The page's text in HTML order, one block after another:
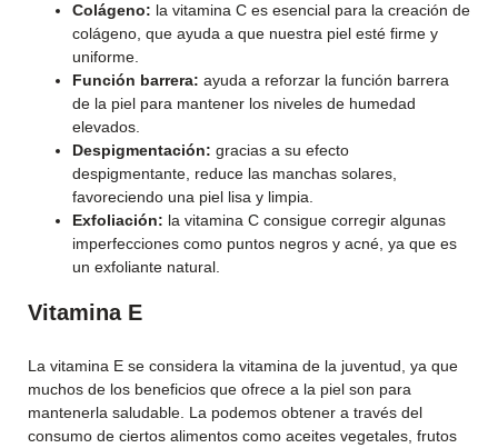
Colágeno: la vitamina C es esencial para la creación de
colágeno, que ayuda a que nuestra piel esté firme y
uniforme.
Función barrera: ayuda a reforzar la función barrera
de la piel para mantener los niveles de humedad
elevados.
Despigmentación: gracias a su efecto
despigmentante, reduce las manchas solares,
favoreciendo una piel lisa y limpia.
Exfoliación: la vitamina C consigue corregir algunas
imperfecciones como puntos negros y acné, ya que es
un exfoliante natural.
Vitamina E
La vitamina E se considera la vitamina de la juventud, ya que
muchos de los beneficios que ofrece a la piel son para
mantenerla saludable. La podemos obtener a través del
consumo de ciertos alimentos como aceites vegetales, frutos